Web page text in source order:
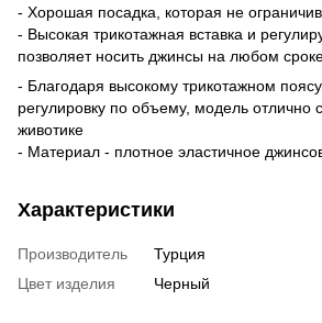
- Хорошая посадка, которая не
- Высокая трикотажная вставка и
позволяет носить джинсы на любом
- Благодаря высокому трикотажном
регулировку по объему, модель отлично
животике
- Материал - плотное эластичное
Характеристики
Производитель
Турция
Цвет изделия
Черный